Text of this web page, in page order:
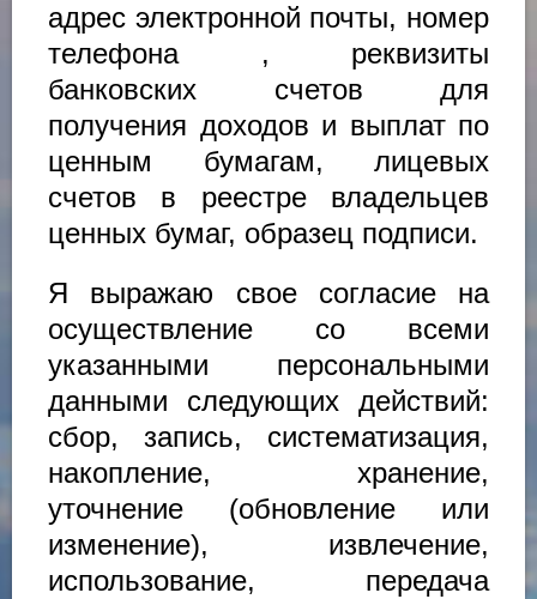
адрес электронной почты, номер
телефона , реквизиты
банковских счетов для
получения доходов и выплат по
ценным бумагам, лицевых
счетов в реестре владельцев
ценных бумаг, образец подписи.
Я выражаю свое согласие на
осуществление со всеми
указанными персональными
данными следующих действий:
сбор, запись, систематизация,
накопление, хранение,
уточнение (обновление или
изменение), извлечение,
использование, передача